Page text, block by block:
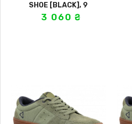
SHOE [BLACK], 9
3 060₴